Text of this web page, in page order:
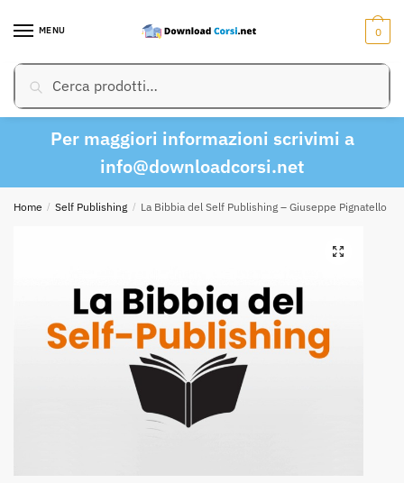
MENU
Cerca:Cerca
0
Per maggiori informazioni scrivimi a
info@downloadcorsi.net
Home / Self Publishing / La Bibbia del Self Publishing – Giuseppe Pignatello